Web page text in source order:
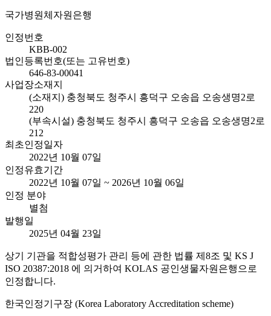
국가병원체자원은행
인정번호
KBB-002
법인등록번호(또는 고유번호)
646-83-00041
사업장소재지
(소재지) 충청북도 청주시 흥덕구 오송읍 오송생명2로
220
(부속시설) 충청북도 청주시 흥덕구 오송읍 오송생명2로
212
최초인정일자
2022년 10월 07일
인정유효기간
2022년 10월 07일 ~ 2026년 10월 06일
인정 분야
별첨
발행일
2025년 04월 23일
상기 기관을 적합성평가 관리 등에 관한 법률 제8조 및 KS J
ISO 20387:2018 에 의거하여 KOLAS 공인생물자원은행으로
인정합니다.
한국인정기구장 (Korea Laboratory Accreditation scheme)